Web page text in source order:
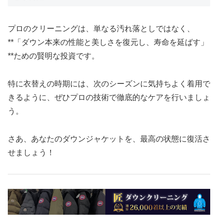
プロのクリーニングは、単なる汚れ落としではなく、
**「ダウン本来の性能と美しさを復元し、寿命を延ばす」
**ための賢明な投資です。
特に衣替えの時期には、次のシーズンに気持ちよく着用で
きるように、ぜひプロの技術で徹底的なケアを行いましょ
う。
さあ、あなたのダウンジャケットを、最高の状態に復活さ
せましょう！